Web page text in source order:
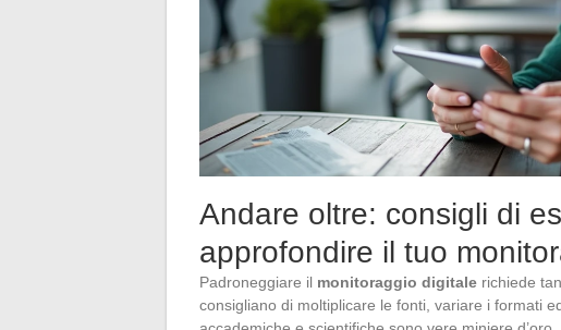
Andare oltre: consigli di
approfondire il tuo
Padroneggiare il monitoraggio digitale richiede
consigliano di moltiplicare le fonti, variare i formati